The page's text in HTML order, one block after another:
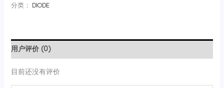
分类： DIODE
用户评价 (0)
目前还没有评价